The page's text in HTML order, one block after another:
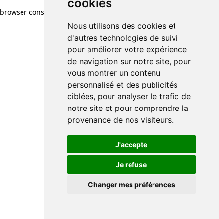
cookies
Nous utilisons des cookies et
d'autres technologies de suivi
pour améliorer votre expérience
de navigation sur notre site, pour
vous montrer un contenu
personnalisé et des publicités
ciblées, pour analyser le trafic de
notre site et pour comprendre la
provenance de nos visiteurs.
J'accepte
Je refuse
Changer mes préférences
browser console for more information)